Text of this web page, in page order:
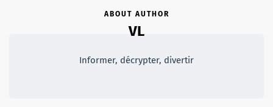
ABOUT AUTHOR
VL
Informer, décrypter, divertir